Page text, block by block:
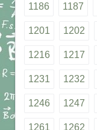
1186 1187
1201 1202
1216 1217
1231 1232
1246 1247
1261 1262